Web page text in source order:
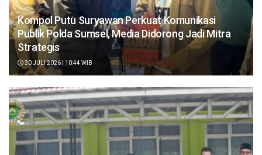
Kompol Putu Suryawan Perkuat Komunikasi
Publik Polda Sumsel, Media Didorong Jadi Mitra
Strategis
30 JULI 2026 | 10:44 WIB